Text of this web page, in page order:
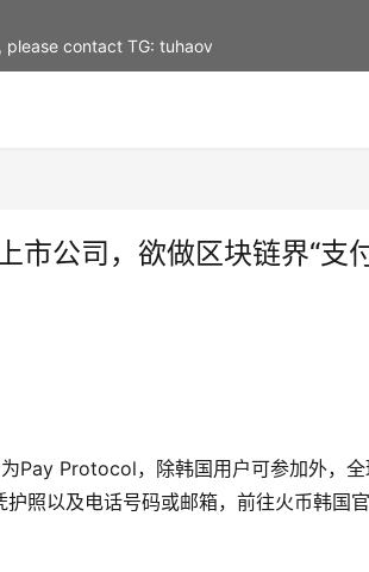
市公司，欲做区块链界“支
Pay Protocol，除韩国用户可参加外，
照以及电话号码或邮箱，前往火币韩国
contact TG: tuhaov